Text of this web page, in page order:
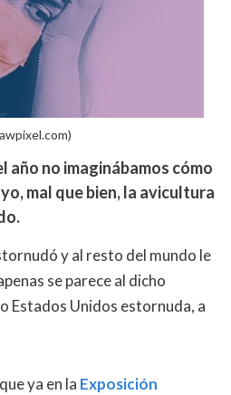
año no imaginábamos cómo
mal que bien, la avicultura
y al resto del mundo le
se parece al dicho
Estados Unidos estornuda, a
ya en la Exposición